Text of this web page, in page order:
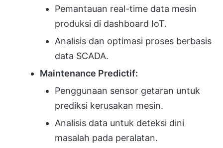
Pemantauan real-time data mesin
produksi di dashboard IoT.
Analisis dan optimasi proses berbasis
data SCADA.
Maintenance Predictif:
Penggunaan sensor getaran untuk
prediksi kerusakan mesin.
Analisis data untuk deteksi dini
masalah pada peralatan.